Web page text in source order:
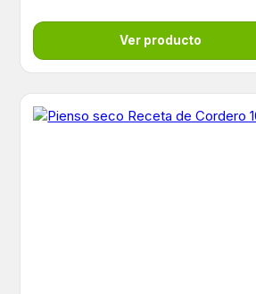
Ver producto